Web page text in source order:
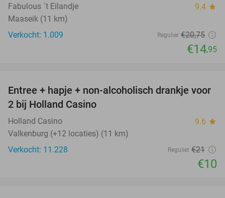
Fabulous ´t Eilandje 9.4 star
Maaseik (11 km)
Verkocht: 1.009
Regulier €20,75
€14,95
52%
Entree + hapje + non-alcoholisch drankje voor
2 bij Holland Casino
Holland Casino 9.6 star
Valkenburg (+12 locaties) (11 km)
Verkocht: 11.228
Regulier €21
€10